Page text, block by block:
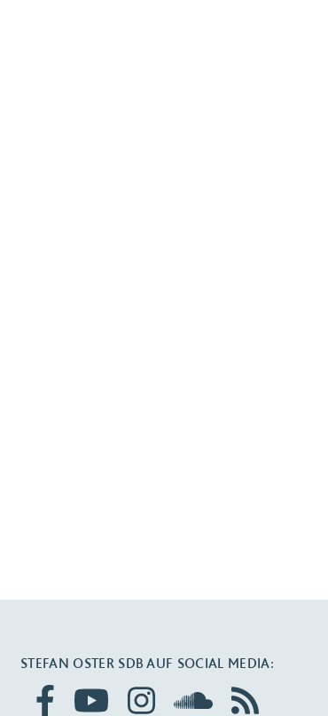
STEFAN OSTER SDB AUF SOCIAL MEDIA: